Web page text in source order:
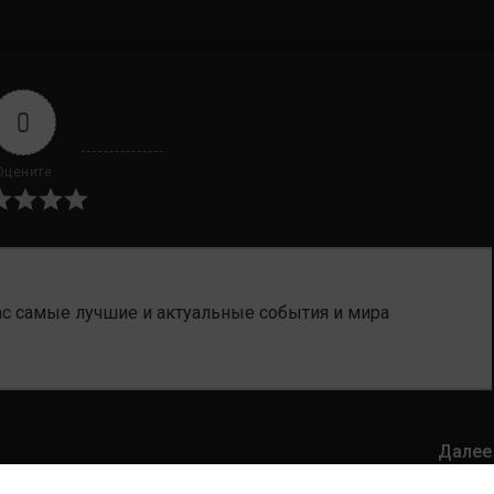
0
самые лучшие и актуальные события и мира
Далее